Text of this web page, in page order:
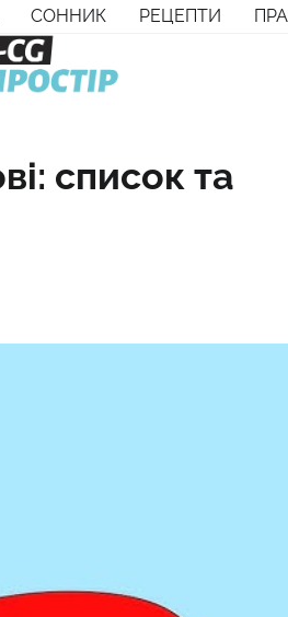
СОННИК РЕЦЕПТИ
список та